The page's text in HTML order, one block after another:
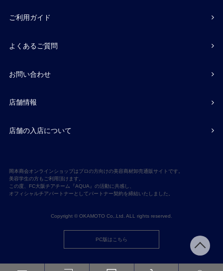
ご利用ガイド
よくあるご質問
お問い合わせ
店舗情報
店舗の入店について
岡本商会オンラインショップはプロの方向けの美容商材卸売通販サイトです。
美容学生の方もご利用頂けます。
この度、FC大阪チアチーム『AQUA』の活動に共感し、
オフィシャルチアパートナーとしてパートナー契約を締結いたしました。
Copyright © OKAMOTO Co,.Ltd. ALL rights reserved.
PC版はこちら